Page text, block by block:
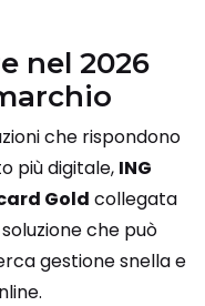
nel 2026
che rispondono
più digitale, ING
Gold collegata
che può
gestione snella e